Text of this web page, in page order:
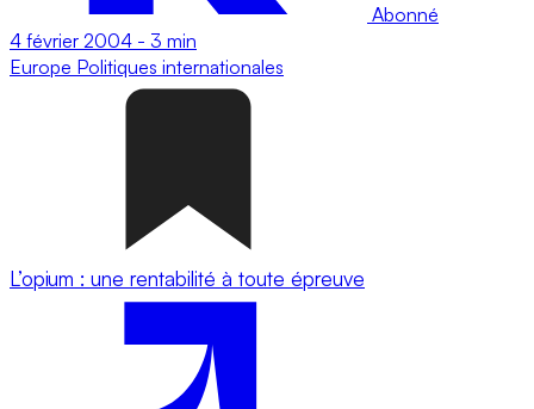
Abonné
4 février 2004 - 3 min
Europe Politiques internationales
L’opium : une rentabilité à toute épreuve